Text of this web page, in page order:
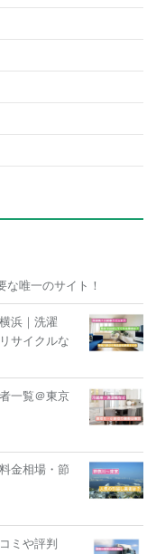
な唯一のサイト！
浜｜洗濯
サイクルな
一覧＠東京
金相場・節
ミや評判